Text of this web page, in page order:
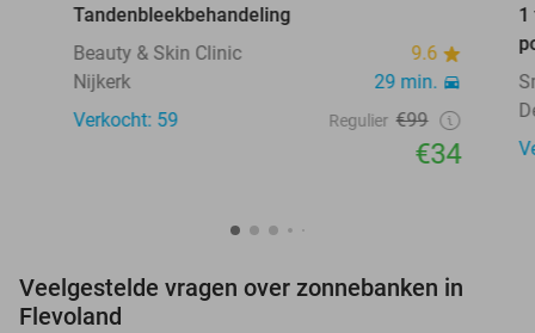
Tandenbleekbehandeling
Beauty & Skin Clinic
9.6
Nijkerk
29 min.
Verkocht: 59
Regulier €99
€34
1
Veelgestelde vragen over zonnebanken in
Flevoland